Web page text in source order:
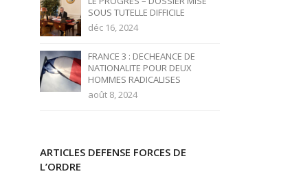
SOUS TUTELLE DIFFICILE
déc 16, 2024
FRANCE 3 : DECHEANCE DE
NATIONALITE POUR DEUX
HOMMES RADICALISES
août 8, 2024
ARTICLES DEFENSE FORCES DE
L’ORDRE